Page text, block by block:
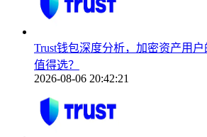
Trust钱包深度分析，加密资产用
值得选？
2026-08-06 20:42:21